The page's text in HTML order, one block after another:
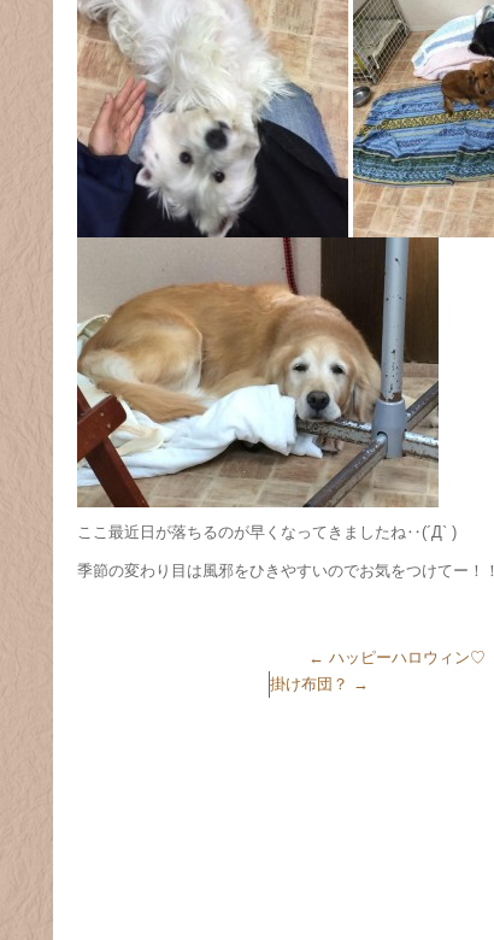
ここ最近日が落ちるのが早くなってきましたね‥(´Д` )
季節の変わり目は風邪をひきやすいのでお気をつけてー！！
← ハッピーハロウィン♡
掛け布団？ →